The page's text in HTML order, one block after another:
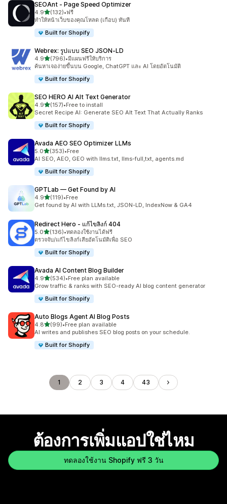
SEOAnt ‑ Page Speed Optimizer
4.9เต็ม 5 ดาว
(132)
ทั้งหมด 132 รีวิว
•ฟรี
ทำให้หน้าเว็บของคุณโหลด (เกือบ) ทันที
Built for Shopify
Webrex: รูปแบบ SEO JSON‑LD
4.9เต็ม 5 ดาว
(796)
ทั้งหมด 796 รีวิว
•มีแผนฟรีให้บริการ
ค้นหาเจอง่ายขึ้นบน Google, ChatGPT และ AI โดยอัตโนมัติ
Built for Shopify
SEO HERO AI Alt Text Generator
4.9เต็ม 5 ดาว
(157)
ทั้งหมด 157 รีวิว
•Free to install
Secret Recipe AI: Generate SEO Alt Text That Actually Ranks
Built for Shopify
Avada AEO SEO Optimizer LLMs
5.0เต็ม 5 ดาว
(353)
ทั้งหมด 353 รีวิว
•Free
AI SEO, AEO, GEO with llms.txt, llms-full,txt, agents.md
Built for Shopify
GPTLab — Get Found by AI
4.9เต็ม 5 ดาว
(119)
ทั้งหมด 119 รีวิว
•Free
Get found by AI with LLMs.txt, JSON-LD, IndexNow & GA4
Redirect Hero ‑ แก้ไขลิงก์ 404
5.0เต็ม 5 ดาว
(136)
ทั้งหมด 136 รีวิว
•ทดลองใช้งานได้ฟรี
ตรวจจับ/แก้ไขลิงก์เสียอัตโนมัติเพื่อ SEO
Built for Shopify
Avada AI Content Blog Builder
4.9เต็ม 5 ดาว
(534)
ทั้งหมด 534 รีวิว
•Free plan available
Grow traffic & ranks with SEO-ready AI blog content generator
Built for Shopify
Auto Blogs Agent AI Blog Posts
4.8เต็ม 5 ดาว
(99)
ทั้งหมด 99 รีวิว
•Free plan available
AI writes and publishes SEO blog posts on your schedule.
Built for Shopify
1 2 3 4 43
ต้องการเพิ่มแอปใช่ไหม
ทดลองใช้งาน Shopify ฟรี 3 วัน